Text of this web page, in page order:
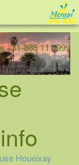
+31-888 111 999
Houeixay